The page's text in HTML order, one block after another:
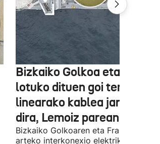
Bizkaiko Golkoa eta
lotuko dituen goi tentsioko
linearako kablea jartzen
dira, Lemoiz parean
Bizkaiko Golkoaren eta Frantziaren
arteko interkonexio elektrikoa